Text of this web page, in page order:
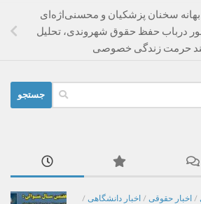
سخنان پزشکیان و محسنی‌اژه‌ای
درباب حفظ حقوق شهروندی، تحلیل
حرمت زندگی خصوصی
/ اخبار حقوقی / اخبار دانشگاهی /